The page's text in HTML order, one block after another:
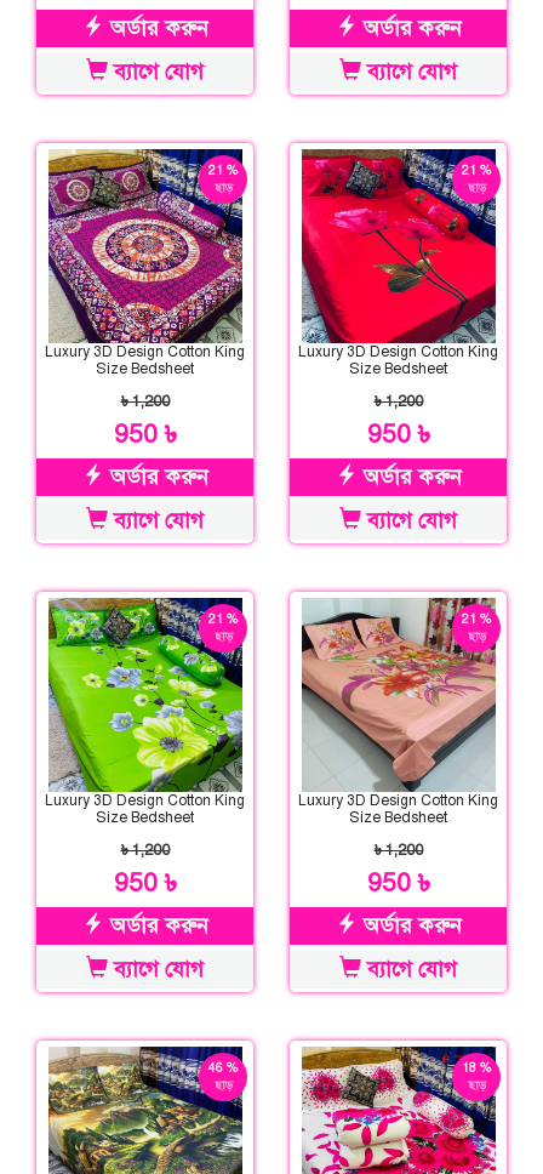
অর্ডার করুন
ব্যাগে যোগ
অর্ডার করুন
ব্যাগে যোগ
21 %
ছাড়
Luxury 3D Design Cotton King
Size Bedsheet
৳ 1,200
950 ৳
অর্ডার করুন
ব্যাগে যোগ
21 %
ছাড়
Luxury 3D Design Cotton King
Size Bedsheet
৳ 1,200
950 ৳
অর্ডার করুন
ব্যাগে যোগ
21 %
ছাড়
Luxury 3D Design Cotton King
Size Bedsheet
৳ 1,200
950 ৳
অর্ডার করুন
ব্যাগে যোগ
21 %
ছাড়
Luxury 3D Design Cotton King
Size Bedsheet
৳ 1,200
950 ৳
অর্ডার করুন
ব্যাগে যোগ
46 %
ছাড়
18 %
ছাড়